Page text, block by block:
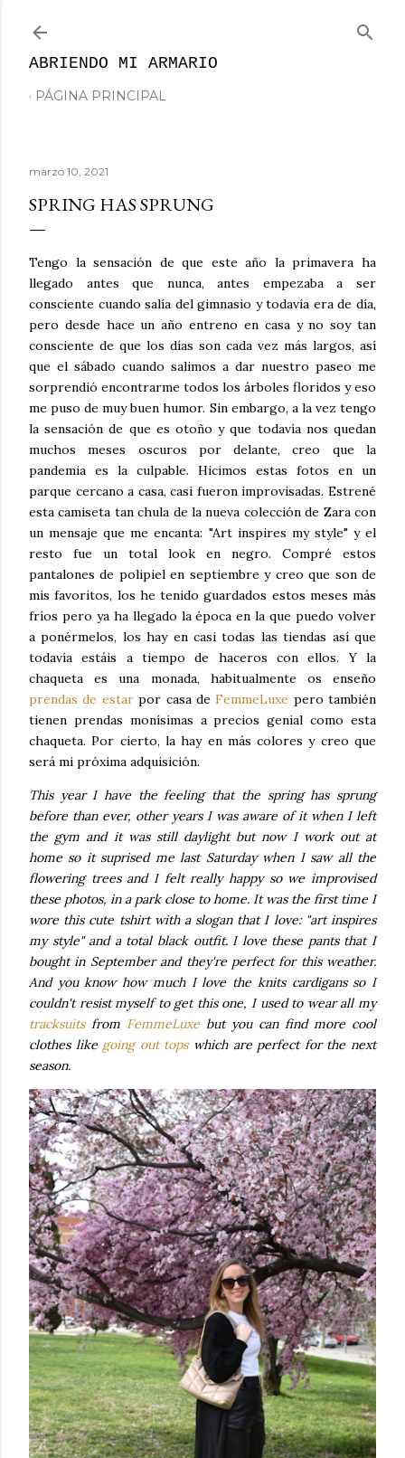
ABRIENDO MI ARMARIO
PÁGINA PRINCIPAL
marzo 10, 2021
SPRING HAS SPRUNG
Tengo la sensación de que este año la primavera ha
llegado antes que nunca, antes empezaba a ser
consciente cuando salía del gimnasio y todavía era de día,
pero desde hace un año entreno en casa y no soy tan
consciente de que los días son cada vez más largos, así
que el sábado cuando salimos a dar nuestro paseo me
sorprendió encontrarme todos los árboles floridos y eso
me puso de muy buen humor. Sin embargo, a la vez tengo
la sensación de que es otoño y que todavía nos quedan
muchos meses oscuros por delante, creo que la
pandemia es la culpable. Hicimos estas fotos en un
parque cercano a casa, casi fueron improvisadas. Estrené
esta camiseta tan chula de la nueva colección de Zara con
un mensaje que me encanta: "Art inspires my style" y el
resto fue un total look en negro. Compré estos
pantalones de polipiel en septiembre y creo que son de
mis favoritos, los he tenido guardados estos meses más
fríos pero ya ha llegado la época en la que puedo volver
a ponérmelos, los hay en casi todas las tiendas así que
todavía estáis a tiempo de haceros con ellos. Y la
chaqueta es una monada, habitualmente os enseño
prendas de estarpor casa deFemmeLuxe pero también
tienen prendas monísimas a precios genial como esta
chaqueta. Por cierto, la hay en más colores y creo que
será mi próxima adquisición.
This year I have the feeling that the spring has sprung
before than ever, other years I was aware of it when I left
the gym and it was still daylight but now I work out at
home so it suprised me last Saturday when I saw all the
flowering trees and I felt really happy so we improvised
these photos, in a park close to home. It was the first time I
wore this cute tshirt with a slogan that I love: "art inspires
my style" and a total black outfit. I love these pants that I
bought in September and they're perfect for this weather.
And you know how much I love the knits cardigans so I
couldn't resist myself to get this one, I used to wear all my
tracksuitsfrom FemmeLuxe but you can find more cool
clothes like going out topswhich are perfect for the next
season.